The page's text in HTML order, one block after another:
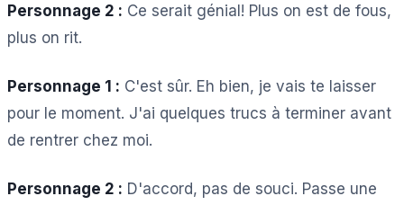
Personnage 2 : Ce serait génial! Plus on est de fous,
plus on rit.
Personnage 1 : C'est sûr. Eh bien, je vais te laisser
pour le moment. J'ai quelques trucs à terminer avant
de rentrer chez moi.
Personnage 2 : D'accord, pas de souci. Passe une